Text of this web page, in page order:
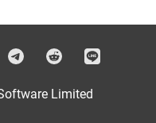
Limited